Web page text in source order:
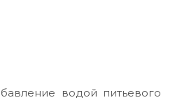
водой питьевого